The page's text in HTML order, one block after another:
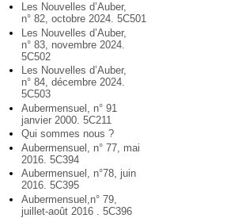
Les Nouvelles d’Auber,
n° 82, octobre 2024. 5C501
Les Nouvelles d’Auber,
n° 83, novembre 2024.
5C502
Les Nouvelles d’Auber,
n° 84, décembre 2024.
5C503
Aubermensuel, n° 91
janvier 2000. 5C211
Qui sommes nous ?
Aubermensuel, n° 77, mai
2016. 5C394
Aubermensuel, n°78, juin
2016. 5C395
Aubermensuel,n° 79,
juillet-août 2016 . 5C396